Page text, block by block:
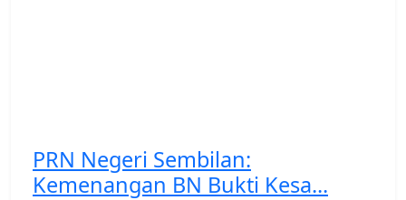
PRN Negeri Sembilan:
Kemenangan BN Bukti Kesa...